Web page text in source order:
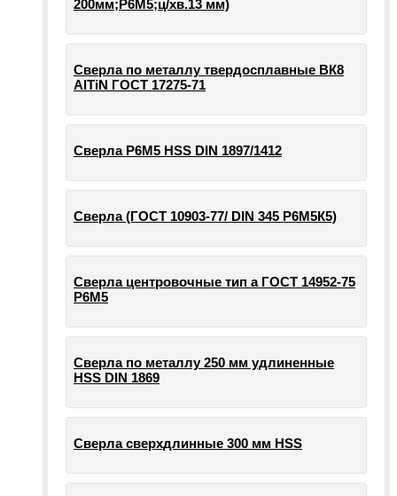
200мм;Р6М5;ц/хв.13 мм)
Сверла по металлу твердосплавные ВК8
AlTiN ГОСТ 17275-71
Сверла Р6М5 HSS DIN 1897/1412
Сверла (ГОСТ 10903-77/ DIN 345 Р6М5К5)
Сверла центровочные тип а ГОСТ 14952-75
Р6М5
Сверла по металлу 250 мм удлиненные
HSS DIN 1869
Сверла сверхдлинные 300 мм HSS